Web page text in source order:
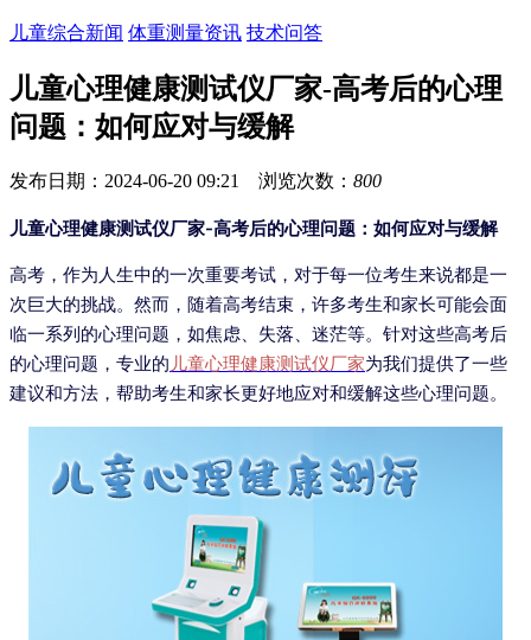
儿童综合新闻 体重测量资讯 技术问答
儿童心理健康测试仪厂家-高考后的心理
问题：如何应对与缓解
发布日期：2024-06-20 09:21 浏览次数： 800
儿童心理健康测试仪厂家-高考后的心理问题：如何应对与缓解
高考，作为人生中的一次重要考试，对于每一位考生来说都是一
次巨大的挑战。然而，随着高考结束，许多考生和家长可能会面
临一系列的心理问题，如焦虑、失落、迷茫等。针对这些高考后
的心理问题，专业的儿童心理健康测试仪厂家为我们提供了一些
建议和方法，帮助考生和家长更好地应对和缓解这些心理问题。